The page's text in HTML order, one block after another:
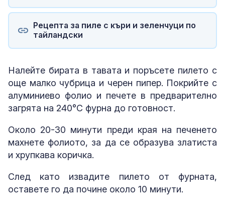
Рецепта за пиле с къри и зеленчуци по
тайландски
Налейте бирата в тавата и поръсете пилето с
още малко чубрица и черен пипер. Покрийте с
алуминиево фолио и печете в предварително
загрята на 240°C фурна до готовност.
Около 20-30 минути преди края на печенето
махнете фолиото, за да се образува златиста
и хрупкава коричка.
След като извадите пилето от фурната,
оставете го да почине около 10 минути.